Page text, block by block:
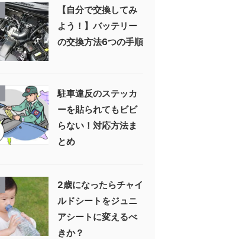
【自分で交換してみ
よう！】バッテリー
の交換方法6つの手順
駐車違反のステッカ
ーを貼られてもビビ
らない！対応方法ま
とめ
2歳になったらチャイ
ルドシートをジュニ
アシートに変えるべ
きか？